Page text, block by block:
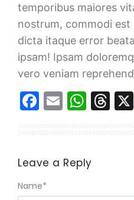
temporibus maiores
nostrum, commodi est
dicta itaque error
ipsam! Ipsam
vero veniam
Facebook
Email
Leave a Reply
Name*